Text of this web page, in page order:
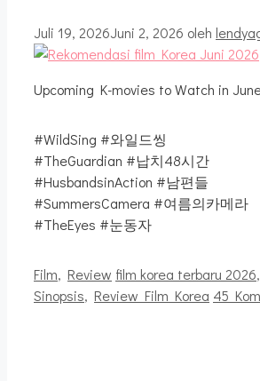
Juli 19, 2026Juni 2, 2026 oleh
Upcoming K-movies to Watch in
#WildSing #와일드씽
#TheGuardian #납치48시간
#HusbandsinAction #남편들
#SummersCamera #여름의카메라
#TheEyes #눈동자
Kategori
Film, Review Tag
film korea terbaru 2026,
Sinopsis, Review Film Korea 45